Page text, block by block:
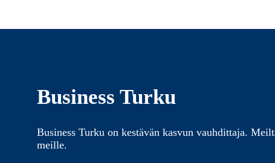
Business Turku
Business Turku on kestävän kasvun vauhdittaja.
meille.